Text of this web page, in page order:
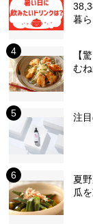
暮
【
む
注
夏
瓜